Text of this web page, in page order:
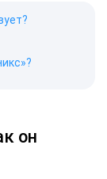
он